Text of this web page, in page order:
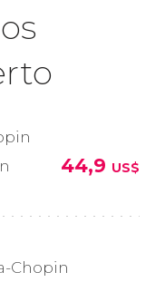
44,9 US$
Chopin